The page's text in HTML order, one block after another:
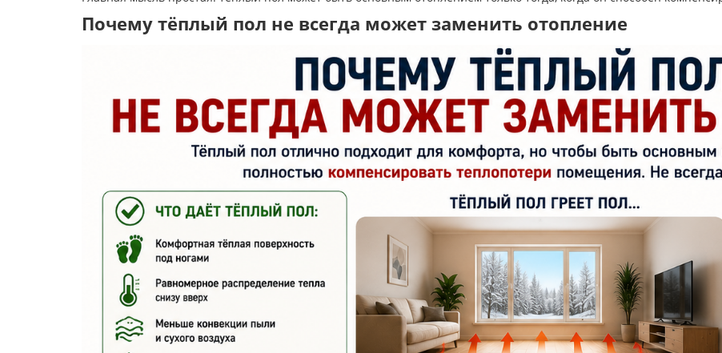
Почему тёплый пол не всегда может заменить отопление